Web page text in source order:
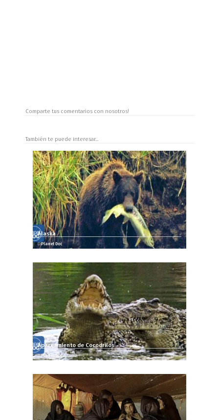
Comparte tus comentarios con nosotros!
También te puede interesar...
Alaska
Planet Doc
Apareamiento de Cocodrilos
Planet Doc